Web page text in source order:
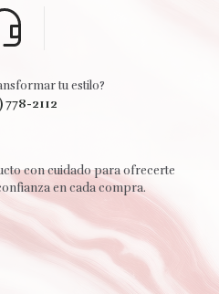
778-2112
tu estilo?
con cuidado para ofrecerte
en cada compra.